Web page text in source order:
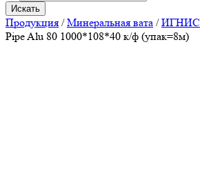
Искать
Продукция /Минеральная вата /ИГНИС
Pipe Alu 80 1000*108*40 к/ф (упак=8м)